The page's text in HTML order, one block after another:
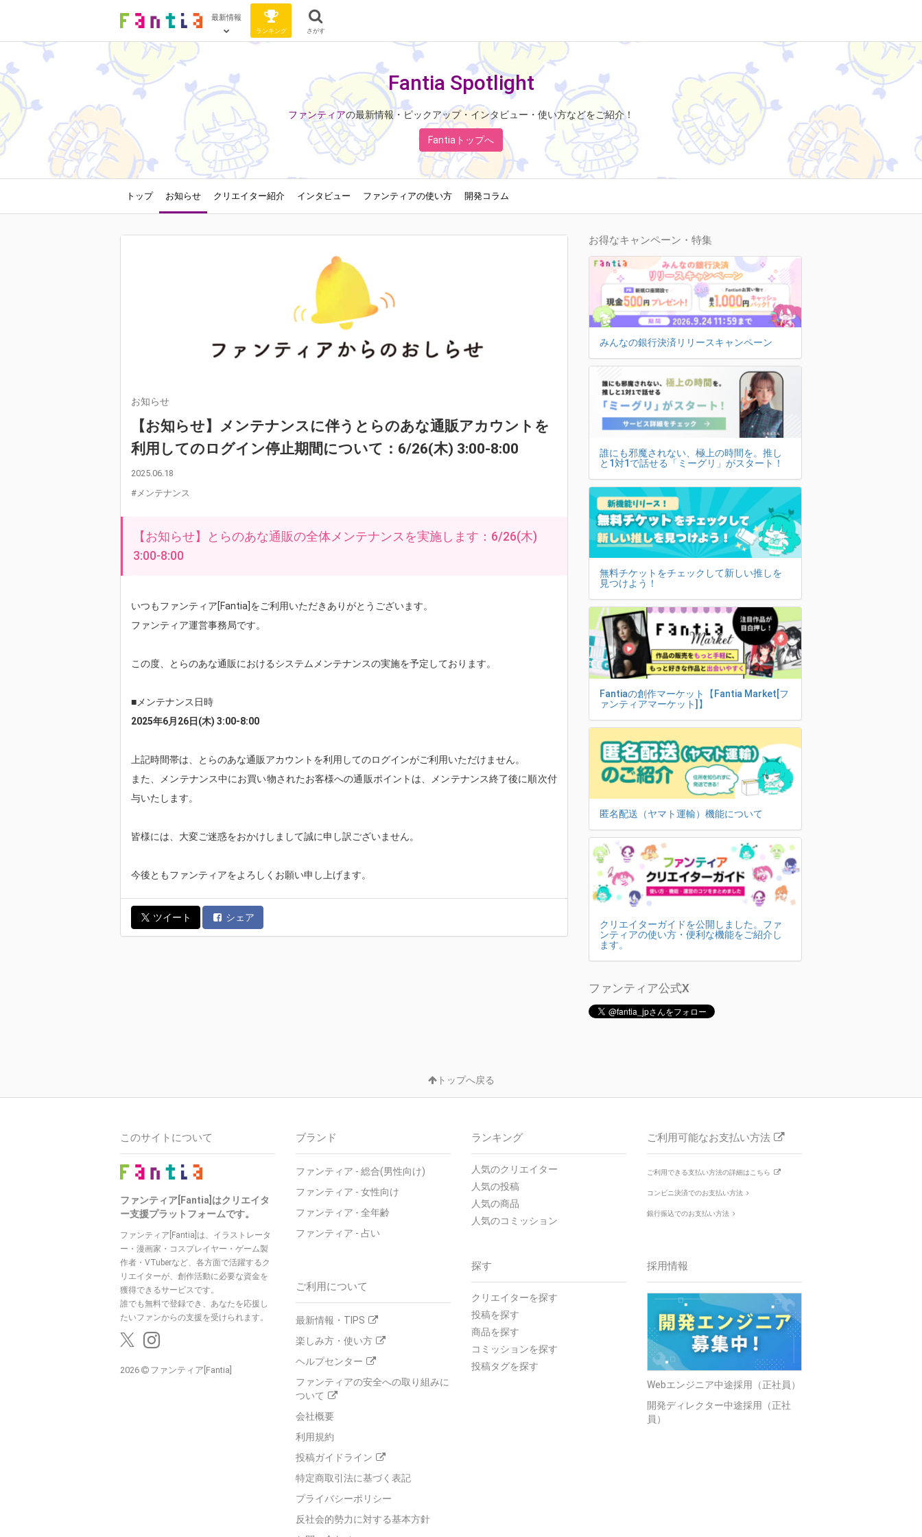
最新情報
ランキング さがす
Fantia Spotlight
ファンティアの最新情報・ピックアップ・インタビュー・使い方などをご紹介！
Fantiaトップへ
トップ お知らせ クリエイター紹介 インタビュー ファンティアの使い方 開発コラム
お知らせ
【お知らせ】メンテナンスに伴うとらのあな通販アカウントを
利用してのログイン停止期間について：6/26(木) 3:00-8:00
2025.06.18
#メンテナンス
【お知らせ】とらのあな通販の全体メンテナンスを実施します：6/26(木)
3:00-8:00
いつもファンティア[Fantia]をご利用いただきありがとうございます。
ファンティア運営事務局です。
この度、とらのあな通販におけるシステムメンテナンスの実施を予定しております。
■メンテナンス日時
2025年6月26日(木) 3:00-8:00
上記時間帯は、とらのあな通販アカウントを利用してのログインがご利用いただけません。
また、メンテナンス中にお買い物されたお客様への通販ポイントは、メンテナンス終了後に順次付
与いたします。
皆様には、大変ご迷惑をおかけしまして誠に申し訳ございません。
今後ともファンティアをよろしくお願い申し上げます。
ツイート シェア
お得なキャンペーン・特集
みんなの銀行決済リリースキャンペーン
誰にも邪魔されない、極上の時間を。推し
と1対1で話せる「ミーグリ」がスタート！
無料チケットをチェックして新しい推しを
見つけよう！
Fantiaの創作マーケット【Fantia Market[フ
ァンティアマーケット]】
匿名配送（ヤマト運輸）機能について
クリエイターガイドを公開しました。ファ
ンティアの使い方・便利な機能をご紹介し
ます。
ファンティア公式X
トップへ戻る
ブランド
ファンティア - 総合(男性向け)
ファンティア - 女性向け
ファンティア - 全年齢
ファンティア - 占い
ご利用について
最新情報・TIPS
楽しみ方・使い方
ヘルプセンター
ファンティアの安全への取り組みに
ついて
会社概要
利用規約
投稿ガイドライン
特定商取引法に基づく表記
プライバシーポリシー
反社会的勢力に対する基本方針
ランキング
人気のクリエイター
人気の投稿
人気の商品
人気のコミッション
探す
クリエイターを探す
投稿を探す
商品を探す
コミッションを探す
投稿タグを探す
ご利用可能なお支払い方法
ご利用できる支払い方法の詳細はこちら
コンビニ決済でのお支払い方法
銀行振込でのお支払い方法
採用情報
Webエンジニア中途採用（正社員）
開発ディレクター中途採用（正社
員）
このサイトについて
ファンティア[Fantia]はクリエイタ
ー支援プラットフォームです。
ファンティア[Fantia]は、イラストレータ
ー・漫画家・コスプレイヤー・ゲーム製
作者・VTuberなど、各方面で活躍するク
リエイターが、創作活動に必要な資金を
獲得できるサービスです。
誰でも無料で登録でき、あなたを応援し
たいファンからの支援を受けられます。
2026 ファンティア[Fantia]